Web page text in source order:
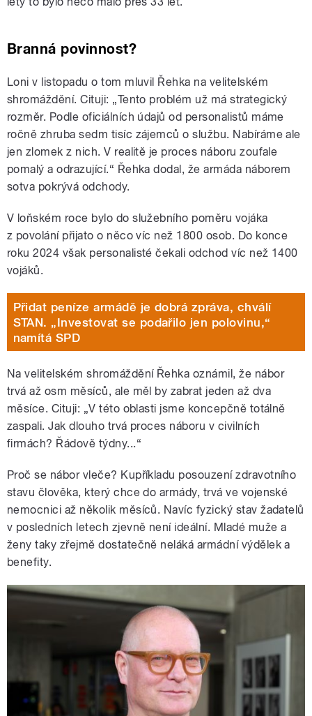
Branná povinnost?
Loni v listopadu o tom mluvil Řehka na velitelském
shromáždění. Cituji: „Tento problém už má strategický
rozměr. Podle oficiálních údajů od personalistů máme
ročně zhruba sedm tisíc zájemců o službu. Nabíráme ale
jen zlomek z nich. V realitě je proces náboru zoufale
pomalý a odrazující.“ Řehka dodal, že armáda náborem
sotva pokrývá odchody.
V loňském roce bylo do služebního poměru vojáka
z povolání přijato o něco víc než 1800 osob. Do konce
roku 2024 však personalisté čekali odchod víc než 1400
vojáků.
Přidat peníze armádě je dobrá zpráva, chválí
STAN. „Investovat se podařilo jen polovinu,“
namítá SPD
Na velitelském shromáždění Řehka oznámil, že nábor
trvá až osm měsíců, ale měl by zabrat jeden až dva
měsíce. Cituji: „V této oblasti jsme koncepčně totálně
zaspali. Jak dlouho trvá proces náboru v civilních
firmách? Řádově týdny...“
Proč se nábor vleče? Kupříkladu posouzení zdravotního
stavu člověka, který chce do armády, trvá ve vojenské
nemocnici až několik měsíců. Navíc fyzický stav žadatelů
v posledních letech zjevně není ideální. Mladé muže a
ženy taky zřejmě dostatečně neláká armádní výdělek a
benefity.